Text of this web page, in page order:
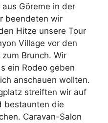
Göreme in der
beendeten wir
Hitze unsere Tour
Village vor den
Brunch. Wir
ein Rodeo geben
anschauen wollten.
streiften wir auf
bestaunten die
Caravan-Salon